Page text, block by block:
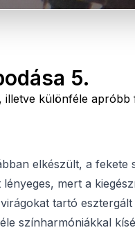
5.
különféle apróbb
elkészült, a fekete
mert a
tartó
színharmóniákkal